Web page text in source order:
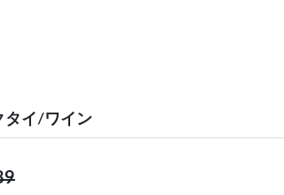
タイ/ワイン